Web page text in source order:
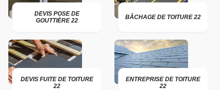
DEVIS POSE DE
GOUTTIÈRE 22
BÂCHAGE DE TOITURE 22
DEVIS FUITE DE TOITURE
22
ENTREPRISE DE TOITURE
22